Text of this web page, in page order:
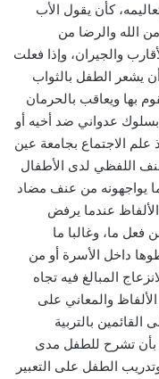
كأن يقول الأب
الله والرضا من
والجيران، وإذا فعلت
يشعر الطفل بالثواب
بها ويعاقب بالحرمان
عدواني ضد أخيه أو
الاجتماع بجامعة عين
اللفظي لدى الأطفال
يواجهونه من عنف مضاد
عندما يرفض
ما، وغالبا ما
داخل الأسرة أو من
المبالغ فيه تجاه
والمعاني على
بالتربية
بأن تشرح للطفل مدى
الطفل على التعبير